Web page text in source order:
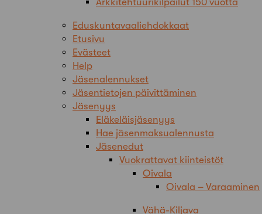
Eduskuntavaaliehdokkaat
Etusivu
Evästeet
Help
Jäsenalennukset
Jäsentietojen päivittäminen
Jäsenyys
Eläkeläisjäsenyys
Hae jäsenmaksualennusta
Jäsenedut
Vuokrattavat kiinteistöt
Oivala
Oivala – Varaaminen
Vähä-Kiljava